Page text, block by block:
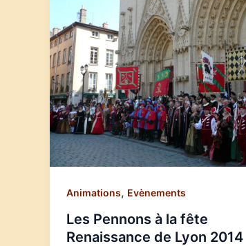
Animations, Evènements
Les Pennons à la fête
Renaissance de Lyon 2014